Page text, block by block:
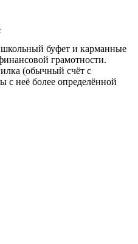
буфет и карманные
грамотности.
(обычный счёт с
с неё более определённой